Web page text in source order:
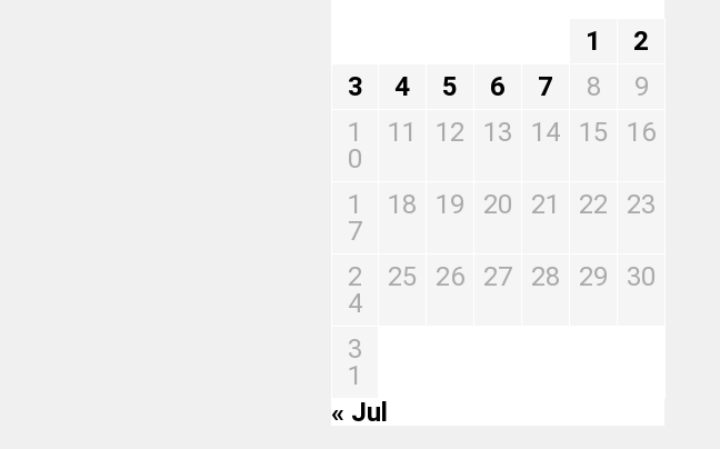
1
2
3
4 5 6 7 8
9
1
0
11 12 13 14 15 16
1
7
18 19 20 21 22 23
2
4
25 26 27 28 29 30
3
1
« Jul